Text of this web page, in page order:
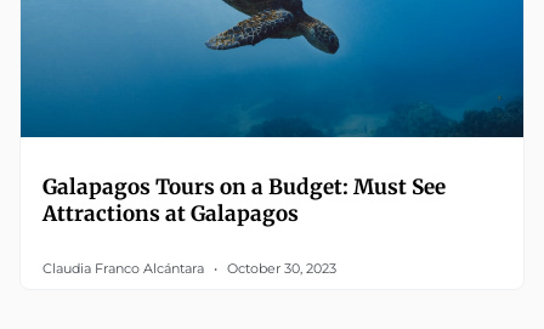
Galapagos Tours on a Budget: Must See
Attractions at Galapagos
Claudia Franco Alcántara October 30, 2023